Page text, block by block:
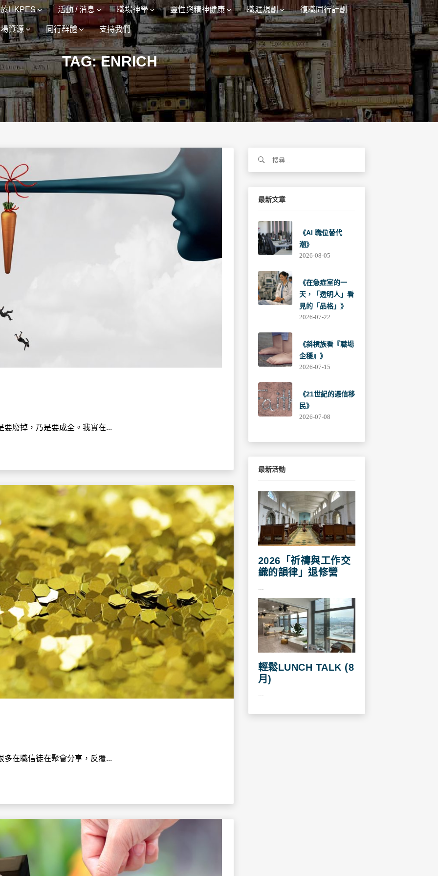
HKPES 活動 / 消息 職場神學 靈性與精神健康 職涯規劃 復職同行計劃
資源 同行群體 支持我們
TAG: ENRICH
廢掉，乃是要成全。我實在...
在職信徒在聚會分享，反覆...
關
最新文章
《AI 職位替代
潮》
2026-08-05
《在急症室的一
天，「透明人」看
見的「品格」》
2026-07-22
《斜槓族看『職場
企穩』》
2026-07-15
《21世紀的憑信移
民》
2026-07-08
最新活動
2026「祈禱與工作交
織的韻律」退修營
輕鬆LUNCH TALK (8
月)